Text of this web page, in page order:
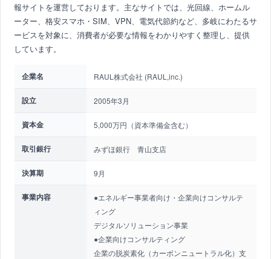
報サイトを運営しております。主なサイトでは、光回線、ホームル
ーター、格安スマホ・SIM、VPN、電気代節約など、多岐にわたるサ
ービスを対象に、消費者が必要な情報をわかりやすく整理し、提供
しています。
企業名 RAUL株式会社 (RAUL,inc.)
設立 2005年3月
資本金 5,000万円（資本準備金含む）
取引銀行 みずほ銀行 青山支店
決算期 9月
事業内容
●エネルギー事業者向け・企業向けコンサルテ
ィング
デジタルソリューション事業
●企業向けコンサルティング
企業の脱炭素化（カーボンニュートラル化）支